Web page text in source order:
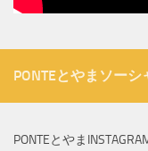
PONTEとやまソー
PONTEとやま